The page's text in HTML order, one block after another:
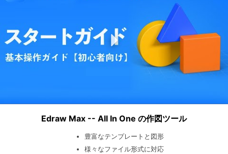
Edraw Max -- All In One の作図ツール
豊富なテンプレートと図形
様々なファイル形式に対応